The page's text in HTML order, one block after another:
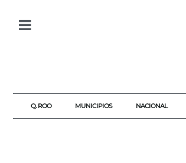
Q. ROO MUNICIPIOS NACIONAL